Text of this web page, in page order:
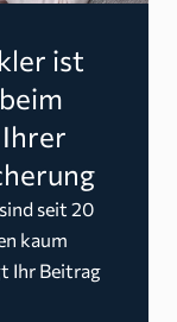
ist
seit 20
kaum
Ihr Beitrag